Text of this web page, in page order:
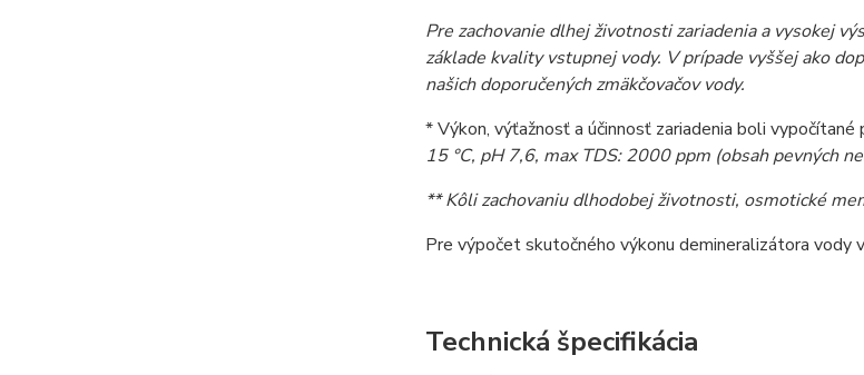
Pre zachovanie dlhej životnosti zariadenia a vysokej
základe kvality vstupnej vody. V prípade vyššej ako
našich doporučených zmäkčovačov vody.
* Výkon, výťažnosť a účinnosť zariadenia boli
15 °C, pH 7,6, max TDS: 2000 ppm (obsah pevných
**Kôli zachovaniu dlhodobej životnosti, osmotické
Pre výpočet skutočného výkonu demineralizátora vody
Technická špecifikácia